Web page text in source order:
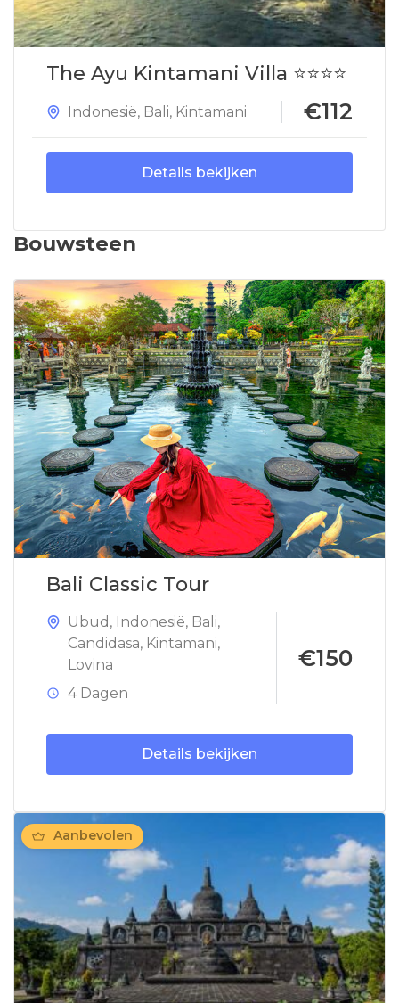
The Ayu Kintamani Villa ⭐⭐⭐⭐
Indonesië, Bali, Kintamani €112
Details bekijken
Bouwsteen
Bali Classic Tour
Ubud , Indonesië, Bali,
Candidasa, Kintamani,
Lovina
4 Dagen
€150
Details bekijken
Aanbevolen